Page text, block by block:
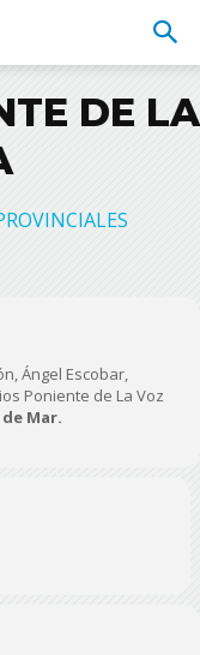
DE LA
Ángel Escobar,
Poniente de La Voz
Mar.